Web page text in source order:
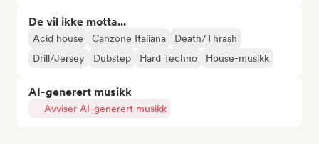
De vil ikke motta...
Acid house Canzone Italiana
Death/Thrash
Drill/Jersey
Dubstep Hard Techno House-musikk
AI-generert musikk
Avviser AI-generert musikk